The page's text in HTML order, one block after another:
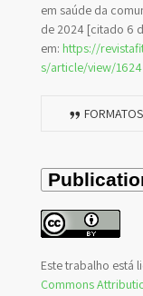
em saúde da
de 2024 [citado 6
em: https://
s/article/view/1624
Este trabalho está
Commons